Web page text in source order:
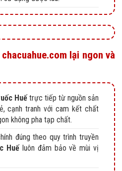
lại ngon và
Huế trực tiếp từ nguồn sản
cạnh tranh với cam kết chất
không pha tạp chất.
đúng theo quy trình truyền
Huế luôn đảm bảo về mùi vị